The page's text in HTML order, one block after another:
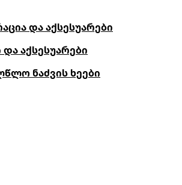
და აქსესუარები
და აქსესუარები
ნაძვის ხეები